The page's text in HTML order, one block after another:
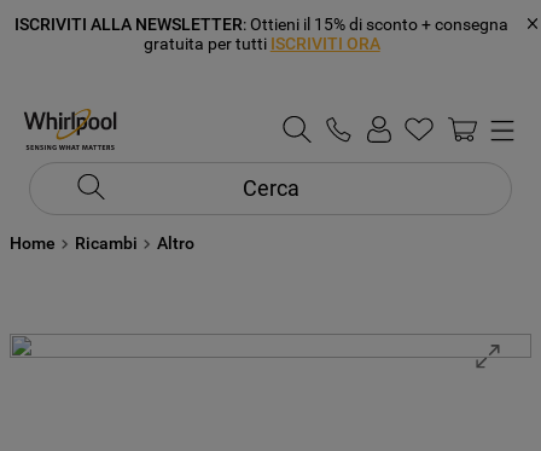
ISCRIVITI ALLA NEWSLETTER: Ottieni il 15% di sconto + consegna
gratuita per tutti ISCRIVITI ORA
Cerca
Home Ricambi Altro